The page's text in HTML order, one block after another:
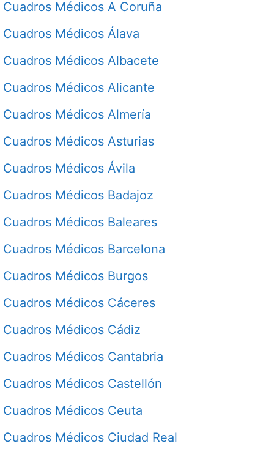
Cuadros Médicos A Coruña
Cuadros Médicos Álava
Cuadros Médicos Albacete
Cuadros Médicos Alicante
Cuadros Médicos Almería
Cuadros Médicos Asturias
Cuadros Médicos Ávila
Cuadros Médicos Badajoz
Cuadros Médicos Baleares
Cuadros Médicos Barcelona
Cuadros Médicos Burgos
Cuadros Médicos Cáceres
Cuadros Médicos Cádiz
Cuadros Médicos Cantabria
Cuadros Médicos Castellón
Cuadros Médicos Ceuta
Cuadros Médicos Ciudad Real